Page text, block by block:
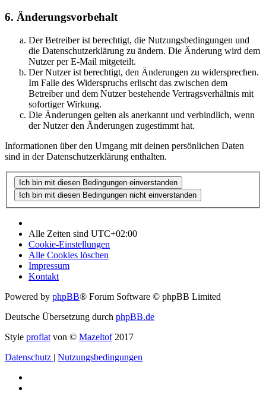
6. Änderungsvorbehalt
Der Betreiber ist berechtigt, die Nutzungsbedingungen und
die Datenschutzerklärung zu ändern. Die Änderung wird dem
Nutzer per E-Mail mitgeteilt.
Der Nutzer ist berechtigt, den Änderungen zu widersprechen.
Im Falle des Widerspruchs erlischt das zwischen dem
Betreiber und dem Nutzer bestehende Vertragsverhältnis mit
sofortiger Wirkung.
Die Änderungen gelten als anerkannt und verbindlich, wenn
der Nutzer den Änderungen zugestimmt hat.
Informationen über den Umgang mit deinen persönlichen Daten
sind in der Datenschutzerklärung enthalten.
Alle Zeiten sind UTC+02:00
Cookie-Einstellungen
Alle Cookies löschen
Impressum
Kontakt
Powered by phpBB® Forum Software © phpBB Limited
Deutsche Übersetzung durch phpBB.de
Style proflat von © Mazeltof2017
Datenschutz | Nutzungsbedingungen